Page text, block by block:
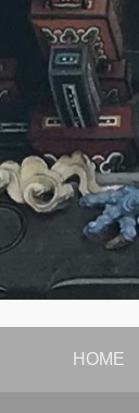
HOME